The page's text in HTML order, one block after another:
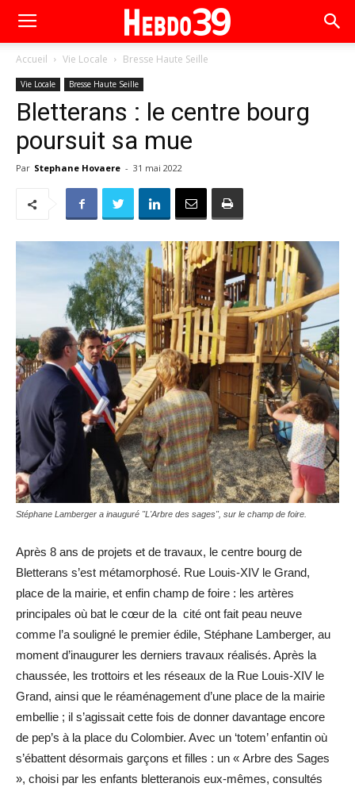
Accueil Vie Locale Bresse Haute Seille
Vie Locale Bresse Haute Seille
Bletterans : le centre bourg
poursuit sa mue
Par Stephane Hovaere - 31 mai 2022
Stéphane Lamberger a inauguré "L'Arbre des sages", sur le champ de foire.
Après 8 ans de projets et de travaux, le centre bourg de
Bletterans s’est métamorphosé. Rue Louis-XIV le Grand,
place de la mairie, et enfin champ de foire : les artères
principales où bat le cœur de la cité ont fait peau neuve
comme l’a souligné le premier édile, Stéphane Lamberger, au
moment d’inaugurer les derniers travaux réalisés. Après la
chaussée, les trottoirs et les réseaux de la Rue Louis-XIV le
Grand, ainsi que le réaménagement d’une place de la mairie
embellie ; il s’agissait cette fois de donner davantage encore
de pep’s à la place du Colombier. Avec un ‘totem’ enfantin où
s’ébattent désormais garçons et filles : un « Arbre des Sages
», choisi par les enfants bletteranois eux-mêmes, consultés